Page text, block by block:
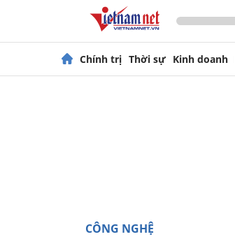
Chính trị Thời sự Kinh doanh
CÔNG NGHỆ